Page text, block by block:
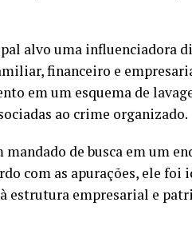
alvo uma influenciadora
financeiro e
em um esquema de
ao crime organizado.
de busca em um
com as apurações, ele foi
estrutura empresarial e